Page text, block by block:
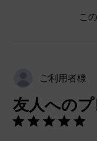
こ
ご利用者様
友人への